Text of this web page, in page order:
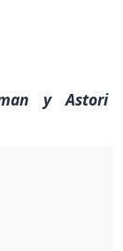
y Astori